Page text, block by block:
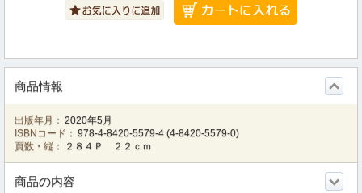
商品情報
出版年月： 2020年5月
ISBNコード： 978-4-8420-5579-4 (4-8420-5579-0)
頁数・縦：
２８４Ｐ ２２ｃｍ
商品の内容